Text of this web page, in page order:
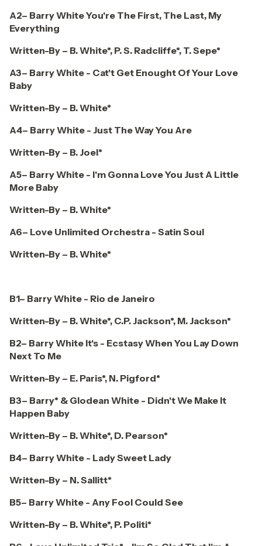
A2– Barry WhiteYou're The First, The Last, My
Everything
Written-By – B. White*, P. S. Radcliffe*, T. Sepe*
A3– Barry White - Cat't Get Enought Of Your Love
Baby
Written-By – B. White*
A4– Barry White - Just The Way You Are
Written-By – B. Joel*
A5– Barry White - I'm Gonna Love You Just A Little
More Baby
Written-By – B. White*
A6– Love Unlimited Orchestra - Satin Soul
Written-By – B. White*
B1– Barry White - Rio de Janeiro
Written-By – B. White*, C.P. Jackson*, M. Jackson*
B2– Barry White It's - Ecstasy When You Lay Down
Next To Me
Written-By – E. Paris*, N. Pigford*
B3– Barry* & Glodean White - Didn't We Make It
Happen Baby
Written-By – B. White*, D. Pearson*
B4– Barry White - Lady Sweet Lady
Written-By – N. Sallitt*
B5– Barry White - Any Fool Could See
Written-By – B. White*, P. Politi*